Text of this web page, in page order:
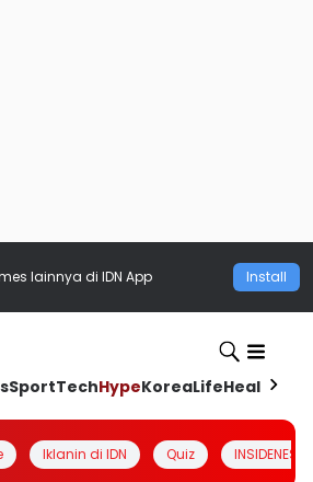
lainnya di IDN App Install
SportTechHypeKoreaLifeHealth
Iklanin di IDN Quiz INSIDENESIA